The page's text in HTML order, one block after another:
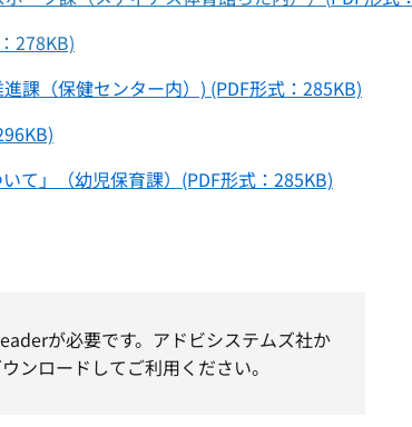
278KB)
課（保健センター内）) (PDF形式：285KB)
て」（幼児保育課）(PDF形式：285KB)
が必要です。アドビシステムズ社か
ンロードしてご利用ください。